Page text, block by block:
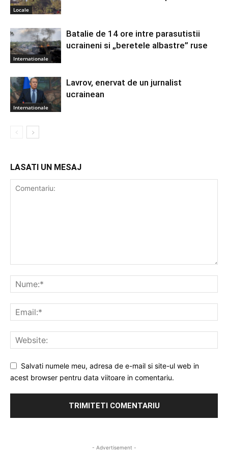
Locale
Internationale
Batalie de 14 ore intre parasutistii
ucraineni si „beretele albastre” ruse
Internationale
Lavrov, enervat de un jurnalist
ucrainean
LASATI UN MESAJ
Salvati numele meu, adresa de e-mail si site-ul web in
acest browser pentru data viitoare in comentariu.
- Advertisement -